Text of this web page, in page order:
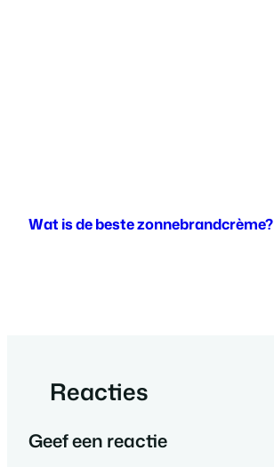
Wat is de beste zonnebrandcrème?
Reacties
Geef een reactie